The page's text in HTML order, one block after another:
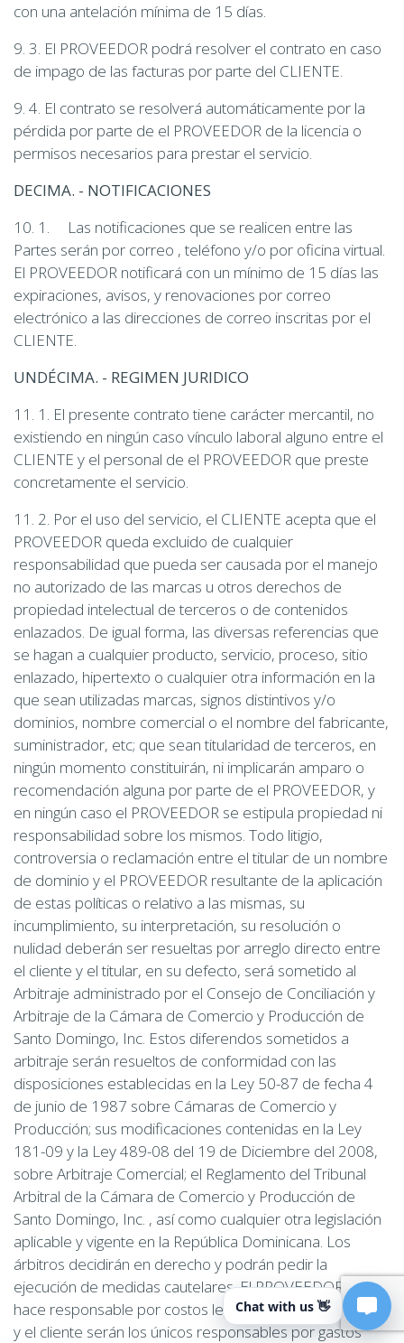
con una antelación mínima de 15 días.
9. 3. El PROVEEDOR podrá resolver el contrato en caso
de impago de las facturas por parte del CLIENTE.
9. 4. El contrato se resolverá automáticamente por la
pérdida por parte de el PROVEEDOR de la licencia o
permisos necesarios para prestar el servicio.
DECIMA. - NOTIFICACIONES
10. 1. Las notificaciones que se realicen entre las
Partes serán por correo , teléfono y/o por oficina virtual.
El PROVEEDOR notificará con un mínimo de 15 días las
expiraciones, avisos, y renovaciones por correo
electrónico a las direcciones de correo inscritas por el
CLIENTE.
UNDÉCIMA. - REGIMEN JURIDICO
11. 1. El presente contrato tiene carácter mercantil, no
existiendo en ningún caso vínculo laboral alguno entre el
CLIENTE y el personal de el PROVEEDOR que preste
concretamente el servicio.
11. 2. Por el uso del servicio, el CLIENTE acepta que el
PROVEEDOR queda excluido de cualquier
responsabilidad que pueda ser causada por el manejo
no autorizado de las marcas u otros derechos de
propiedad intelectual de terceros o de contenidos
enlazados. De igual forma, las diversas referencias que
se hagan a cualquier producto, servicio, proceso, sitio
enlazado, hipertexto o cualquier otra información en la
que sean utilizadas marcas, signos distintivos y/o
dominios, nombre comercial o el nombre del fabricante,
suministrador, etc; que sean titularidad de terceros, en
ningún momento constituirán, ni implicarán amparo o
recomendación alguna por parte de el PROVEEDOR, y
en ningún caso el PROVEEDOR se estipula propiedad ni
responsabilidad sobre los mismos. Todo litigio,
controversia o reclamación entre el titular de un nombre
de dominio y el PROVEEDOR resultante de la aplicación
de estas políticas o relativo a las mismas, su
incumplimiento, su interpretación, su resolución o
nulidad deberán ser resueltas por arreglo directo entre
el cliente y el titular, en su defecto, será sometido al
Arbitraje administrado por el Consejo de Conciliación y
Arbitraje de la Cámara de Comercio y Producción de
Santo Domingo, Inc. Estos diferendos sometidos a
arbitraje serán resueltos de conformidad con las
disposiciones establecidas en la Ley 50-87 de fecha 4
de junio de 1987 sobre Cámaras de Comercio y
Producción; sus modificaciones contenidas en la Ley
181-09 y la Ley 489-08 del 19 de Diciembre del 2008,
sobre Arbitraje Comercial; el Reglamento del Tribunal
Arbitral de la Cámara de Comercio y Producción de
Santo Domingo, Inc. , así como cualquier otra legislación
aplicable y vigente en la República Dominicana. Los
árbitros decidirán en derecho y podrán pedir la
ejecución de medidas cautelares. El PROVEEDOR no se
hace responsable por costos legales, por lo que el titular
y el cliente serán los únicos responsables por gastos
Chat with us 👋